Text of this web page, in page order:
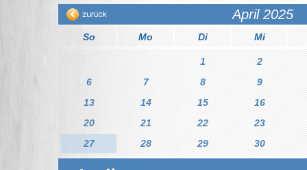
April 2025
So Mo Di Mi
1
2
6
7 8
9
13
14 15
16
20
21 22
23
27
28 29 30